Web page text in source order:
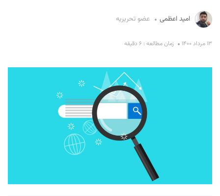
امید اعظمی عضو تحریریه
۱۳ مرداد ۱۴۰۰ زمان مطالعه : ۶ دقیقه